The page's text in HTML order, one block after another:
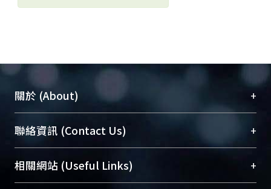
關於 (About) +
臺大位居世界頂尖大學之列，為永久珍藏及向國際
展現本校豐碩的研究成果及學術能量，圖書館整合
機構典藏（NTUR）與學術庫（AH）不同功能平
台，成為臺大學術典藏NTU scholars。期能整合研
聯絡資訊 (Contact Us) +
總館學科館員(Main Library)
醫學圖書館學科館員(Medical Library)
相關網站 (Useful Links) +